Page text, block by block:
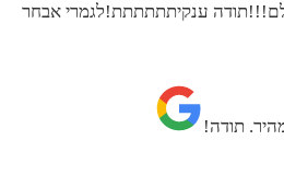
ענקיתתתתתת!לגמרי אבחר
תודה!